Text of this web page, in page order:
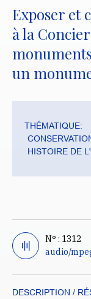
Exposer et
à la
un
THÉMATIQUE:
HISTOIRE DE
N° : 1312
audio/
DESCRIPTION /